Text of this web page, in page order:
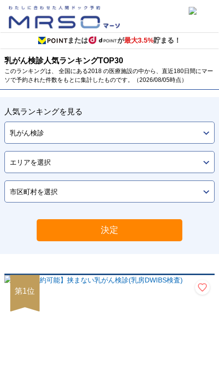
または が最大3.5%貯まる！
乳がん検診人気ランキングTOP30
このランキングは、 全国にある2018 の医療施設の中から、直近180日間にマー
ソで予約された件数をもとに集計したものです。（2026/08/05時点）
人気ランキングを見る
決定
第1位